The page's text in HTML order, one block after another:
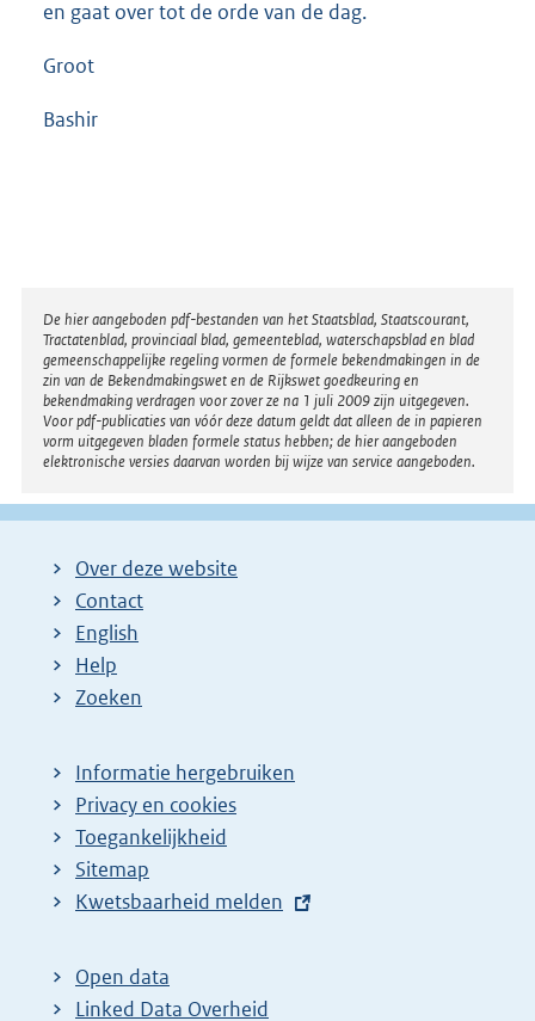
en gaat over tot de orde van de dag.
Groot
Bashir
Disclaimer
De hier aangeboden pdf-bestanden van het Staatsblad, Staatscourant,
Tractatenblad, provinciaal blad, gemeenteblad, waterschapsblad en blad
gemeenschappelijke regeling vormen de formele bekendmakingen in de
zin van de Bekendmakingswet en de Rijkswet goedkeuring en
bekendmaking verdragen voor zover ze na 1 juli 2009 zijn uitgegeven.
Voor pdf-publicaties van vóór deze datum geldt dat alleen de in papieren
vorm uitgegeven bladen formele status hebben; de hier aangeboden
elektronische versies daarvan worden bij wijze van service aangeboden.
Over deze website
Contact
English
Help
Zoeken
Informatie hergebruiken
Privacy en cookies
Toegankelijkheid
Sitemap
E
t
e
Kwetsbaarheid melden
Open data
Linked Data Overheid